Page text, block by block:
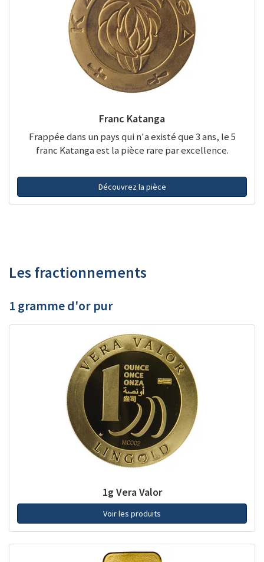
Franc Katanga
Frappée dans un pays qui n'a existé que 3 ans, le 5
franc Katanga est la pièce rare par excellence.
Découvrez la pièce
Les fractionnements
1 gramme d'or pur
1g Vera Valor
Voir les produits